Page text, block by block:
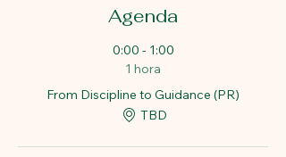
Agenda
0:00 - 1:00
1 hora
From Discipline to Guidance (PR)
TBD